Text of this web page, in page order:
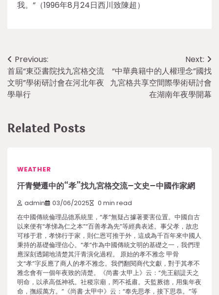
我。”（1996年8月24日西川致陳超）
Post
navigation
Previous:
首屆“東亞書院找九宮格交流
文明”學術研討會在河北年夜
學舉行
Next:
“中華典籍中的人權理念”國找
九宮格共享空間際學術研討會
在湖南年夜學開幕
Related Posts
WEATHER
汗青變遷中的“孝”找九宮格交流–文史–中國作家網
admin 03/06/2025 0 min read
在中國傳統倫理品德系統里，“孝”無疑占據著要害位置。中國自古
以來便有“孝悌為仁之本”“百善孝為先”等經典表述。事父孝，故忠
可移于君，孝悌行于家，則仁恩可推于外，這成為千百年來中國人
秉持的基礎倫理信心。“孝”作為中國傳統文明的基礎之一，我們理
應深刻透闢地清楚其汗青演化過程。 原始的孝不雅念 甲骨
文“孝”字反應了商人的孝不雅念。我們翻閱商代文獻，對于其孝不
雅念會有一個年夜致的清楚。《尚書·太甲上》云：“先王顧諟天之
明命，以承高低神祇。社稷宗廟，罔不祗肅。天監厥德，用集年夜
命，撫綏萬方。”《尚書·太甲中》云：“奉先思孝，接下思恭。”等